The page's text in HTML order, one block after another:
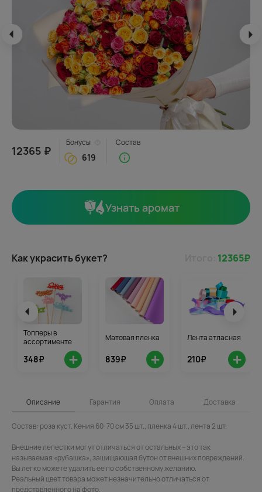
12365 ₽
Бонусы
619
Состав
Узнать аромат
Как украсить букет? 12365₽
Топперы в
ассортименте
348₽ +
Матовая пленка
839₽ +
Лента атласная
210₽ +
Описание Гарантия Оплата Доставка
Состав: роза куст. Кения 60-70 см 35 шт., пленка 4 шт., лента 2 шт.
Внешние лепестки могут отличаться от остальных – это так
называемая «рубашка», защищающая бутон от внешних повреждений.
Вы легко можете удалить ее по собственному желанию.
Реальный цвет товара может незначительно отличаться от
представленного на фото.